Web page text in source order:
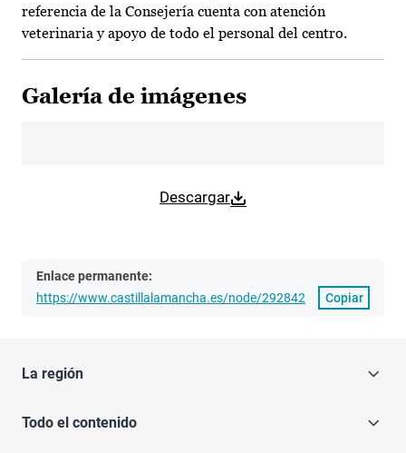
referencia de la Consejería cuenta con atención
veterinaria y apoyo de todo el personal del centro.
Galería de imágenes
Descargar
Enlace permanente:
https://www.castillalamancha.es/node/292842
Copiar
La región
Todo el contenido